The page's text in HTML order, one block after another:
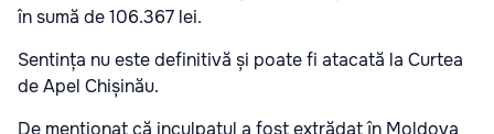
în sumă de 106.367 lei.
Sentința nu este definitivă și poate fi atacată la Curtea
de Apel Chișinău.
De menționat că inculpatul a fost extrădat în Moldova